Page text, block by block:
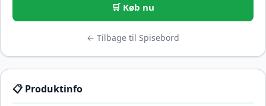
🛒 Køb nu
← Tilbage til Spisebord
📋 Produktinfo